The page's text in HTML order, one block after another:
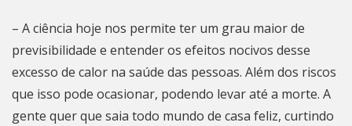
– A ciência hoje nos permite ter um grau maior de
previsibilidade e entender os efeitos nocivos desse
excesso de calor na saúde das pessoas. Além dos riscos
que isso pode ocasionar, podendo levar até a morte. A
gente quer que saia todo mundo de casa feliz, curtindo